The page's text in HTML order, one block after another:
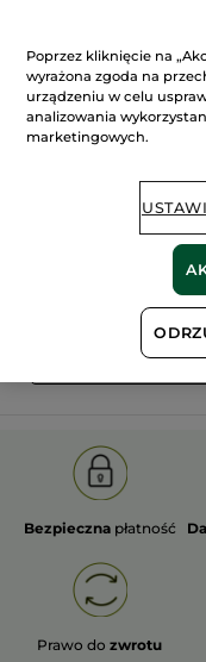
Pokaż
OLD PRODUCT
Bezpieczna płatność
Prawo dozwrotu
Poprzez kliknięcie na
wyrażona zgoda na
urządzeniu w celu
analizowania
marketingowych.